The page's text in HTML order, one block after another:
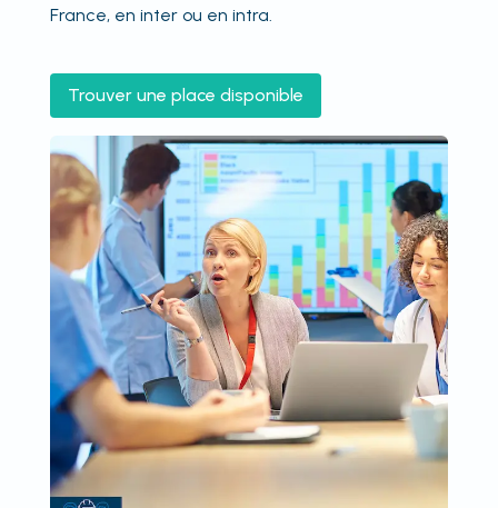
France, en inter ou en intra.
Trouver une place disponible